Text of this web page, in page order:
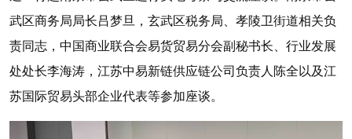
武区商务局局长吕梦旦，玄武区税务局、孝陵卫街道相关负
责同志，中国商业联合会易货贸易分会副秘书长、行业发展
处处长李海涛，江苏中易新链供应链公司负责人陈全以及江
苏国际贸易头部企业代表等参加座谈。